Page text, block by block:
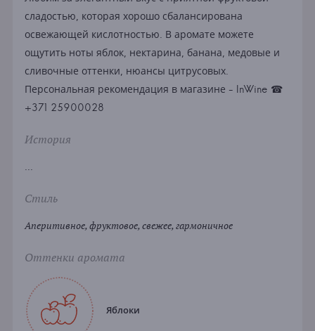
сладостью, которая хорошо сбалансирована
освежающей кислотностью. В аромате можете
ощутить ноты яблок, нектарина, банана, медовые и
сливочные оттенки, нюансы цитрусовых.
Персональная рекомендация в магазине - InWine ☎
+371 25900028
История
...
Стиль
Аперитивное, фруктовое, свежее, гармоничное
Оттенки аромата
Яблоки